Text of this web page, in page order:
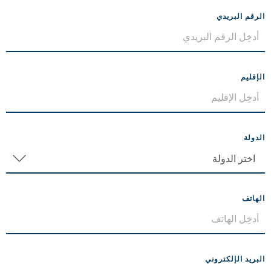
الرقم البريدي
الإقليم
الدولة
الهاتف
البريد الإلكتروني